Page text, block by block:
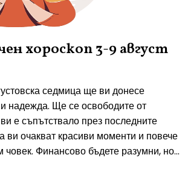
хороскоп 3-9 август
седмица ще ви донесе
надежда. Ще се освободите от
е съпътствало през последните
ви очакват красиви моменти и повече
Финансово бъдете разумни, но...